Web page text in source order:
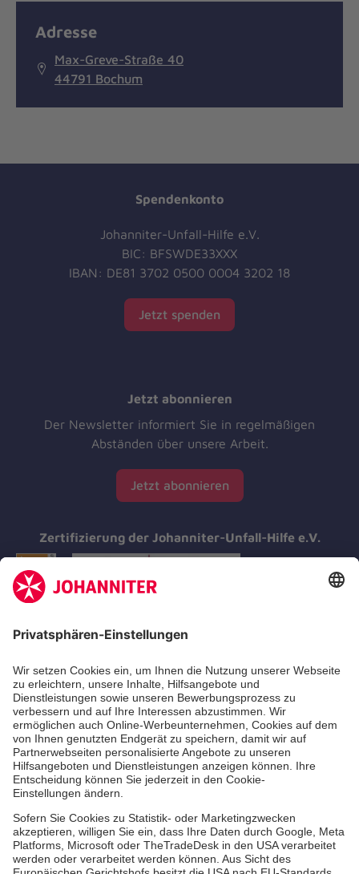
Adresse
Max-Greve-Straße 40
44791 Bochum
Spendenkonto
Johanniter-Unfall-Hilfe e.V.
BIC: BFSWDE33XXX
IBAN: DE81 3702 0500 0004 3202 18
Jetzt spenden
Jetzt abonnieren
Der Newsletter informiert Sie in regelmäßigen
Abständen über unsere Arbeit.
Jetzt abonnieren
Zertifizierung der Johanniter-Unfall-Hilfe e.V.
Aus- & Fortbildung
Erste-Hilfe-Kurse
Jobs & Ehrenamt
Freiwilligendienst
Spendenprojekte
Johanniter-Jugend